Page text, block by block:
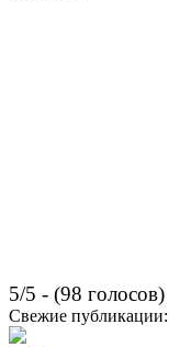
5/5 - (98 голосов)
Свежие публикации: